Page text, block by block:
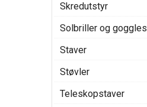
Skredutstyr
Solbriller og goggles
Staver
Støvler
Teleskopstaver